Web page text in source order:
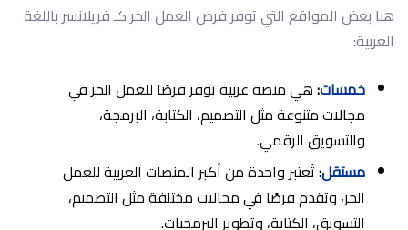
هنا بعض المواقع التي توفر فرص العمل الحر كـ فريلانسر باللغة
العربية:
خمسات:هي منصة عربية توفر فرصًا للعمل الحر في
مجالات متنوعة مثل التصميم، الكتابة، البرمجة،
والتسويق الرقمي.
مستقل:تُعتبر واحدة من أكبر المنصات العربية للعمل
الحر، وتقدم فرصًا في مجالات مختلفة مثل التصميم،
التسويق، الكتابة، وتطوير البرمجيات.